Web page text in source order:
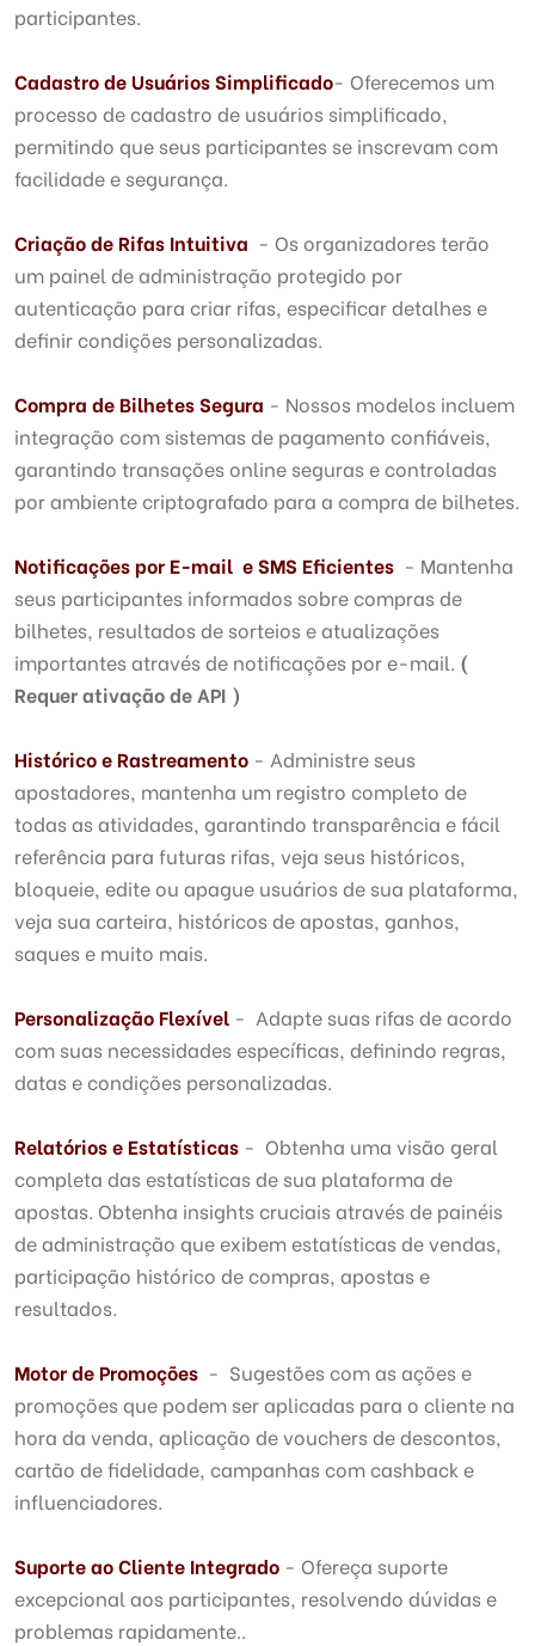
participantes.
Cadastro de Usuários Simplificado- Oferecemos um
processo de cadastro de usuários simplificado,
permitindo que seus participantes se inscrevam com
facilidade e segurança.
Criação de Rifas Intuitiva - Os organizadores terão
um painel de administração protegido por
autenticação para criar rifas, especificar detalhes e
definir condições personalizadas.
Compra de Bilhetes Segura - Nossos modelos incluem
integração com sistemas de pagamento confiáveis,
garantindo transações online seguras e controladas
por ambiente criptografado para a compra de bilhetes.
Notificações por E-mail e SMS Eficientes - Mantenha
seus participantes informados sobre compras de
bilhetes, resultados de sorteios e atualizações
importantes através de notificações por e-mail. (
Requer ativação de API )
Histórico e Rastreamento - Administre seus
apostadores, mantenha um registro completo de
todas as atividades, garantindo transparência e fácil
referência para futuras rifas, veja seus históricos,
bloqueie, edite ou apague usuários de sua plataforma,
veja sua carteira, históricos de apostas, ganhos,
saques e muito mais.
Personalização Flexível - Adapte suas rifas de acordo
com suas necessidades específicas, definindo regras,
datas e condições personalizadas.
Relatórios e Estatísticas - Obtenha uma visão geral
completa das estatísticas de sua plataforma de
apostas. Obtenha insights cruciais através de painéis
de administração que exibem estatísticas de vendas,
participação histórico de compras, apostas e
resultados.
Motor de Promoções - Sugestões com as ações e
promoções que podem ser aplicadas para o cliente na
hora da venda, aplicação de vouchers de descontos,
cartão de fidelidade, campanhas com cashback e
influenciadores.
Suporte ao Cliente Integrado - Ofereça suporte
excepcional aos participantes, resolvendo dúvidas e
problemas rapidamente..